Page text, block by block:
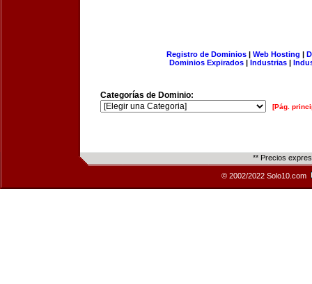
Registro de Dominios| Web Hosting |
Dominios Expirados | Industrias |
Categorías de Dominio:
[Pág.
** Precios
© 2002/2022 Solo10.com